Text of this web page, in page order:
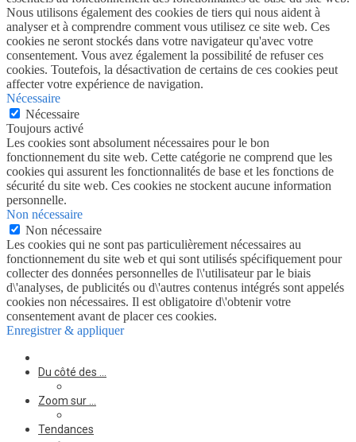
Nous utilisons également des cookies de tiers qui nous aident à
analyser et à comprendre comment vous utilisez ce site web. Ces
cookies ne seront stockés dans votre navigateur qu'avec votre
consentement. Vous avez également la possibilité de refuser ces
cookies. Toutefois, la désactivation de certains de ces cookies peut
affecter votre expérience de navigation.
Nécessaire
Nécessaire
Toujours activé
Les cookies sont absolument nécessaires pour le bon
fonctionnement du site web. Cette catégorie ne comprend que les
cookies qui assurent les fonctionnalités de base et les fonctions de
sécurité du site web. Ces cookies ne stockent aucune information
personnelle.
Non nécessaire
Non nécessaire
Les cookies qui ne sont pas particulièrement nécessaires au
fonctionnement du site web et qui sont utilisés spécifiquement pour
collecter des données personnelles de l\'utilisateur par le biais
d\'analyses, de publicités ou d\'autres contenus intégrés sont appelés
cookies non nécessaires. Il est obligatoire d\'obtenir votre
consentement avant de placer ces cookies.
Enregistrer & appliquer
Du côté des …
Zoom sur …
Tendances